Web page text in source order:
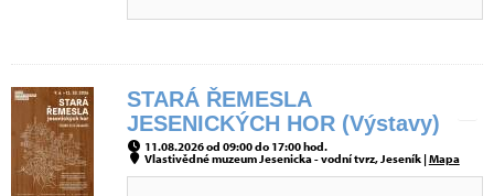
STARÁ ŘEMESLA
JESENICKÝCH HOR (Výstavy)
11.08.2026 od 09:00 do 17:00 hod.
Vlastivědné muzeum Jesenicka - vodní tvrz, Jeseník |Mapa